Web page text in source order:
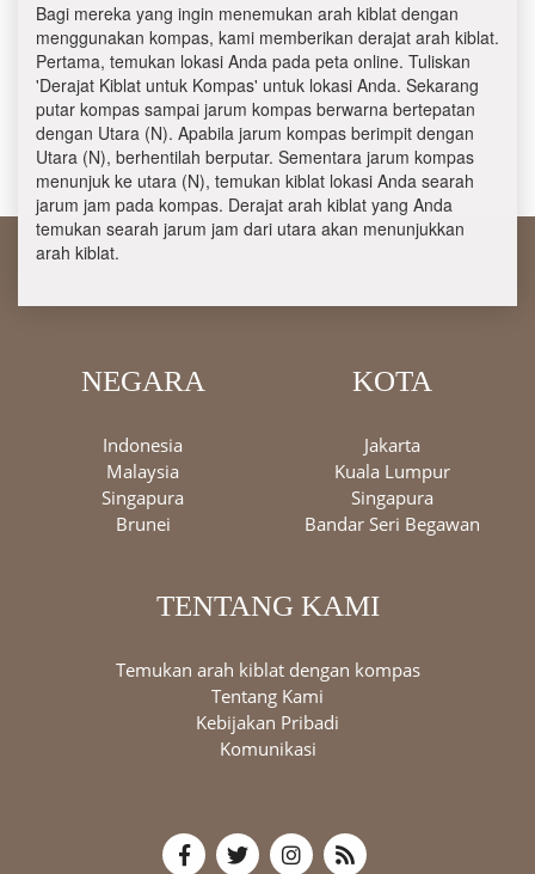
Bagi mereka yang ingin menemukan arah kiblat dengan
menggunakan kompas, kami memberikan derajat arah kiblat.
Pertama, temukan lokasi Anda pada peta online. Tuliskan
'Derajat Kiblat untuk Kompas' untuk lokasi Anda. Sekarang
putar kompas sampai jarum kompas berwarna bertepatan
dengan Utara (N). Apabila jarum kompas berimpit dengan
Utara (N), berhentilah berputar. Sementara jarum kompas
menunjuk ke utara (N), temukan kiblat lokasi Anda searah
jarum jam pada kompas. Derajat arah kiblat yang Anda
temukan searah jarum jam dari utara akan menunjukkan
arah kiblat.
NEGARA
Indonesia
Malaysia
Singapura
Brunei
KOTA
Jakarta
Kuala Lumpur
Singapura
Bandar Seri Begawan
TENTANG KAMI
Temukan arah kiblat dengan kompas
Tentang Kami
Kebijakan Pribadi
Komunikasi